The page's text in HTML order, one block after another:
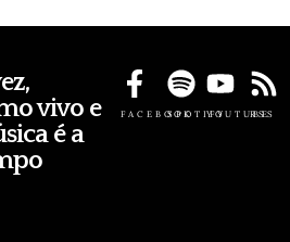
vivo e
é a
FACEBOOKSPOTIFYYOUTUBE
RSS